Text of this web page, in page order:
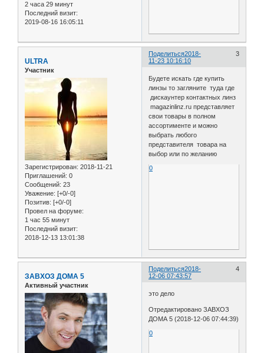
2 часа 29 минут
Последний визит:
2019-08-16 16:05:11
Поделиться 3
2018-
11-23 10:16:10
ULTRA
Участник
Зарегистрирован: 2018-11-21
Приглашений: 0
Сообщений: 23
Уважение: [+0/-0]
Позитив: [+0/-0]
Провел на форуме:
1 час 55 минут
Последний визит:
2018-12-13 13:01:38
Будете искать где купить
линзы то загляните туда где
дискаунтер контактных линз
magazinlinz.ru представляет
свои товары в полном
ассортименте и можно
выбрать любого
представителя товара на
выбор или по желанию
0
Поделиться 4
2018-
12-06 07:43:57
ЗАВХОЗ ДОМА 5
Активный участник
это дело
Отредактировано ЗАВХОЗ
ДОМА 5 (2018-12-06 07:44:39)
0